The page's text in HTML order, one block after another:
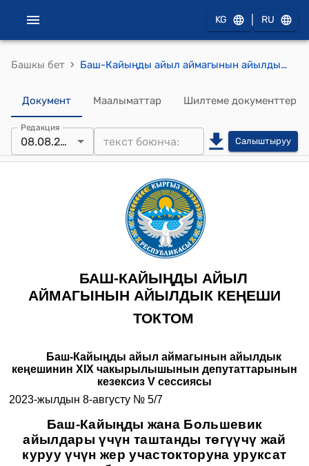
KG RU
Башкы бет › Баш-Кайыңды айыл аймагынын айылдык кеңешинин 2023-жылдын 8-августундагы № 5/7 "Баш-Кайыңды жана Большевик айылдары үчүн таштанды төгүүчү жай куруу үчүн жер участокторуна уруксат берүү жөнүндө" токтому
Документ Маалыматтар Шилтеме документтер
Редакция
08.08.2023 Салыштыруу